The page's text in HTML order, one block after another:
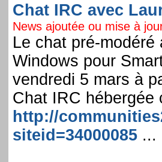
Chat IRC avec
News ajoutée ou mise à
Le chat pré-
Windows pour
vendredi 5 mars à
Chat IRC hébergée
http://
siteid=34000085...